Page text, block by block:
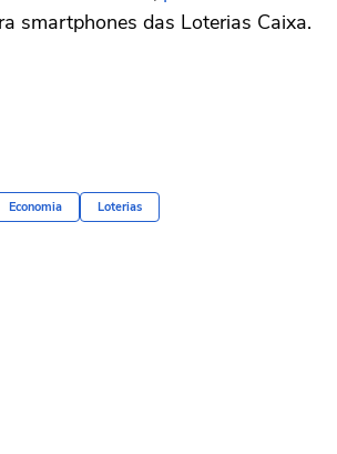
smartphones das Loterias Caixa.
Economia Loterias